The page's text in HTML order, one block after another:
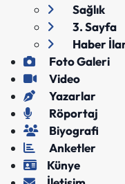
Sağlık
3. Sayfa
Haber
Foto Galeri
Video
Yazarlar
Röportaj
Biyografi
Anketler
Künye